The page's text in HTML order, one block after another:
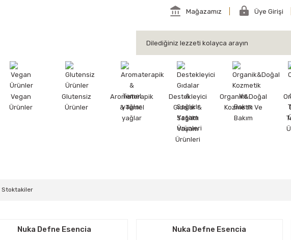
Mağazamız Üye Girişi
Vegan
Ürünler
Glutensiz
Ürünler
Aromaterapik
& Temel
yağlar
Destekleyici
Gıdalar &
Sağlıklı
Yaşam
Ürünleri
Organik&Doğal
Kozmetik Ve
Bakım
Stoktakiler
Nuka Defne Esencia
Nuka Defne Esencia